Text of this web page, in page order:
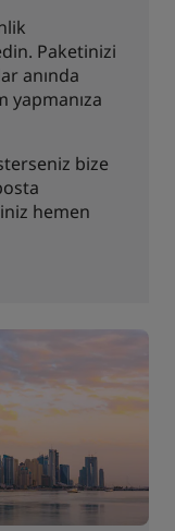
Paketinizi
anında
yapmanıza
bize
hemen